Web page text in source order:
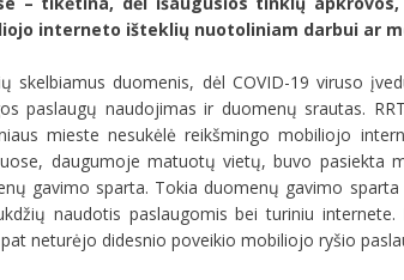
interneto išteklių nuotoliniam darbui ar
skelbiamus duomenis, dėl COVID-19 viruso
paslaugų naudojimas ir duomenų srautas.
mieste nesukėlė reikšmingo mobiliojo
daugumoje matuotų vietų, buvo pasiekta
gavimo sparta. Tokia duomenų gavimo
naudotis paslaugomis bei turiniu
neturėjo didesnio poveikio mobiliojo ryšio